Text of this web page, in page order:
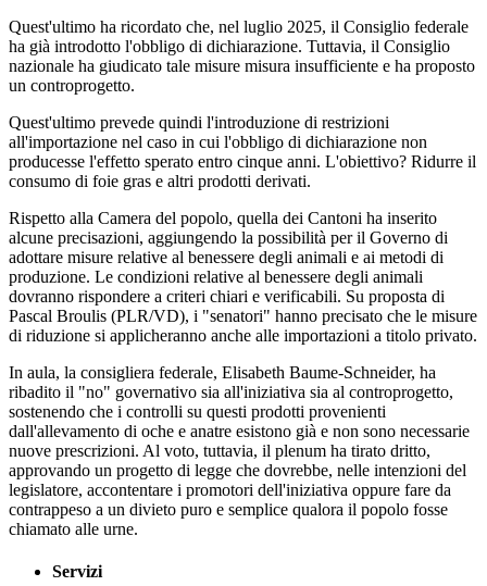
Quest'ultimo ha ricordato che, nel luglio 2025, il Consiglio federale
ha già introdotto l'obbligo di dichiarazione. Tuttavia, il Consiglio
nazionale ha giudicato tale misure misura insufficiente e ha proposto
un controprogetto.
Quest'ultimo prevede quindi l'introduzione di restrizioni
all'importazione nel caso in cui l'obbligo di dichiarazione non
producesse l'effetto sperato entro cinque anni. L'obiettivo? Ridurre il
consumo di foie gras e altri prodotti derivati.
Rispetto alla Camera del popolo, quella dei Cantoni ha inserito
alcune precisazioni, aggiungendo la possibilità per il Governo di
adottare misure relative al benessere degli animali e ai metodi di
produzione. Le condizioni relative al benessere degli animali
dovranno rispondere a criteri chiari e verificabili. Su proposta di
Pascal Broulis (PLR/VD), i "senatori" hanno precisato che le misure
di riduzione si applicheranno anche alle importazioni a titolo privato.
In aula, la consigliera federale, Elisabeth Baume-Schneider, ha
ribadito il "no" governativo sia all'iniziativa sia al controprogetto,
sostenendo che i controlli su questi prodotti provenienti
dall'allevamento di oche e anatre esistono già e non sono necessarie
nuove prescrizioni. Al voto, tuttavia, il plenum ha tirato dritto,
approvando un progetto di legge che dovrebbe, nelle intenzioni del
legislatore, accontentare i promotori dell'iniziativa oppure fare da
contrappeso a un divieto puro e semplice qualora il popolo fosse
chiamato alle urne.
Servizi